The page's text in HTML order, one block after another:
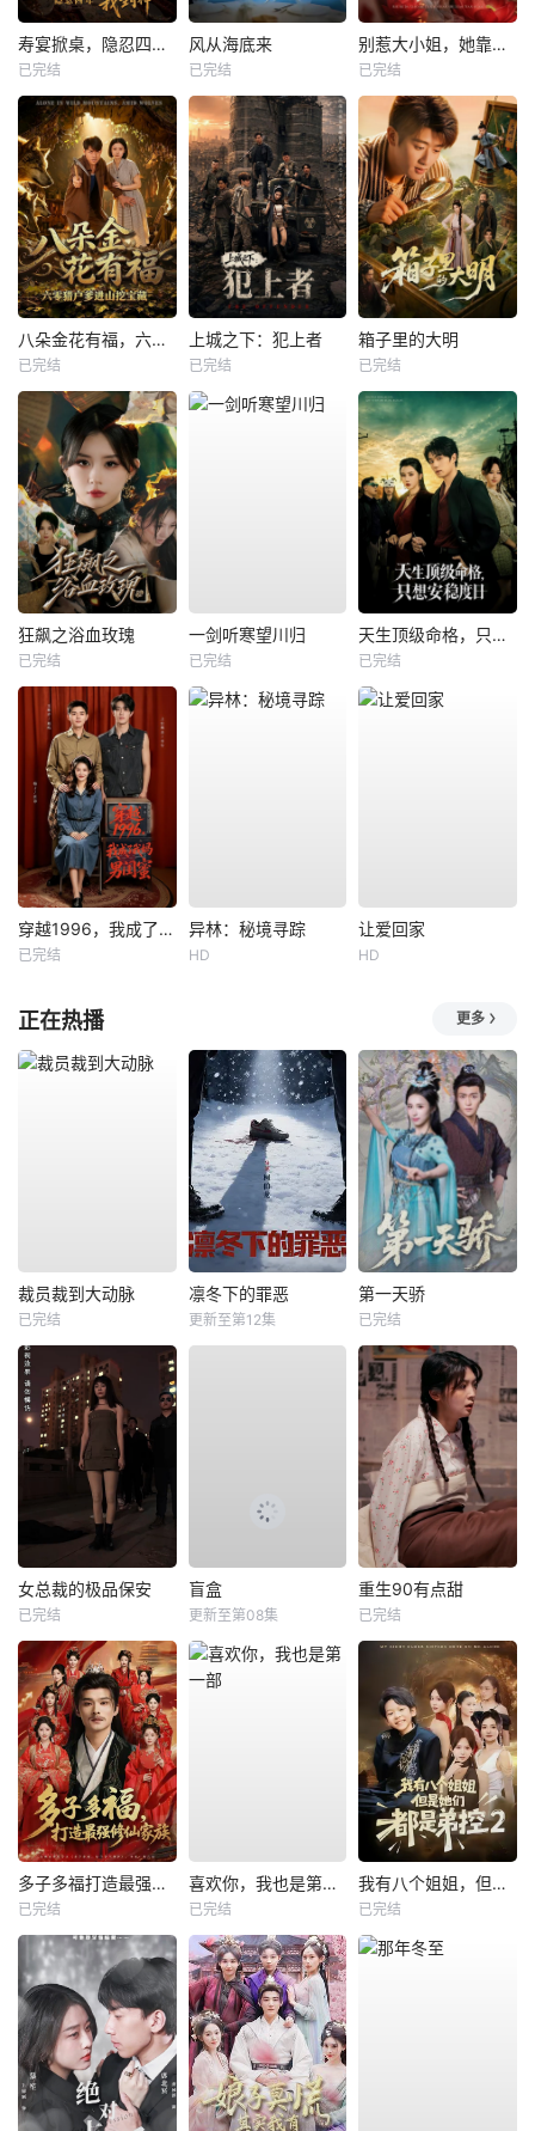
寿宴掀桌，隐忍四年我封神
已完结
风从海底来
已完结
别惹大小姐，她靠山是哮天犬
已完结
八朵金花有福，六零猎户爹进山挖宝藏
已完结
上城之下：犯上者
已完结
箱子里的大明
已完结
狂飙之浴血玫瑰
已完结
一剑听寒望川归
已完结
天生顶级命格，只想安稳度日
已完结
穿越1996，我成了我妈男闺蜜
已完结
异林：秘境寻踪
HD
让爱回家
HD
正在热播 更多
裁员裁到大动脉
已完结
凛冬下的罪恶
更新至第12集
第一天骄
已完结
女总裁的极品保安
已完结
盲盒
更新至第08集
重生90有点甜
已完结
多子多福打造最强修仙家族
已完结
喜欢你，我也是第一部
已完结
我有八个姐姐，但是他们都是弟控2
已完结